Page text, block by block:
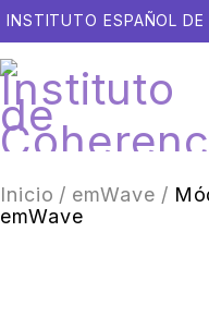
INSTITUTO ESPAÑOL
Inicio / emWave /
emWave